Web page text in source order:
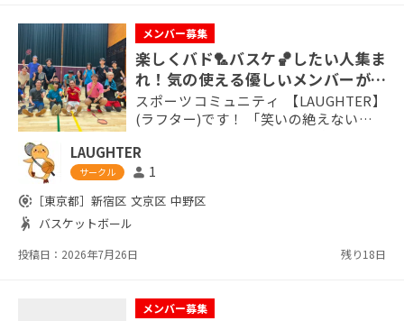
メンバー募集
楽しくバド🏸バスケ🏀したい人集ま
れ！気の使える優しいメンバーが多
いコミュニティです！
スポーツコミュニティ 【LAUGHTER】
(ラフター)です！ 「笑いの絶えない居場
で楽しむ」 をモットーに活動していま
す！🌟 バドミントンをメインに始めまし
たが、 様々なスポーツに取り組んで活動
しています！ バドミントン🏸➡︎初中級者
シング🥊➡︎リピーター多め(みんな未経験
からスタートして...
LAUGHTER
サークル person 1
share_location ［東京都］ 新宿区 文京区 中野区
sports_handball バスケットボール
投稿日：2026年7月26日 残り18日
メンバー募集